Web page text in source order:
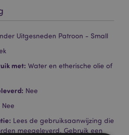
Uitgesneden Patroon - Small
met: Water en etherische olie of
Nee
Nee
Lees de gebruiksaanwijzing die
meegeleverd. Gebruik een